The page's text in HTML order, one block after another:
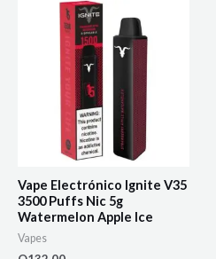
Vape Electrónico Ignite V35
3500 Puffs Nic 5g
Watermelon Apple Ice
Vapes